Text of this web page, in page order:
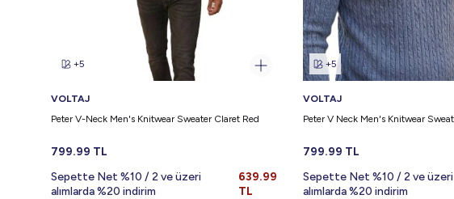
+5
VOLTAJ
Peter V-Neck Men's Knitwear Sweater Claret Red
799.99 TL
Sepette Net %10 / 2 ve üzeri
alımlarda %20 indirim
639.99
TL
+5
VOLTAJ
Peter V Neck Men's Knitwear
799.99 TL
Sepette Net %10 / 2 ve üzeri
alımlarda %20 indirim